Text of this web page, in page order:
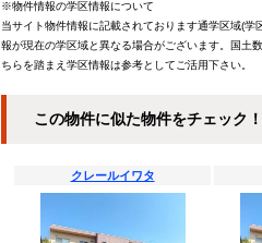
※物件情報の学区情報について
当サイト物件情報に記載されております通学区域(
報が現在の学区域と異なる場合がございます。国土
ちらを踏まえ学区情報は参考としてご活用下さい。
この物件に似た物件をチェック！
クレールイワタ